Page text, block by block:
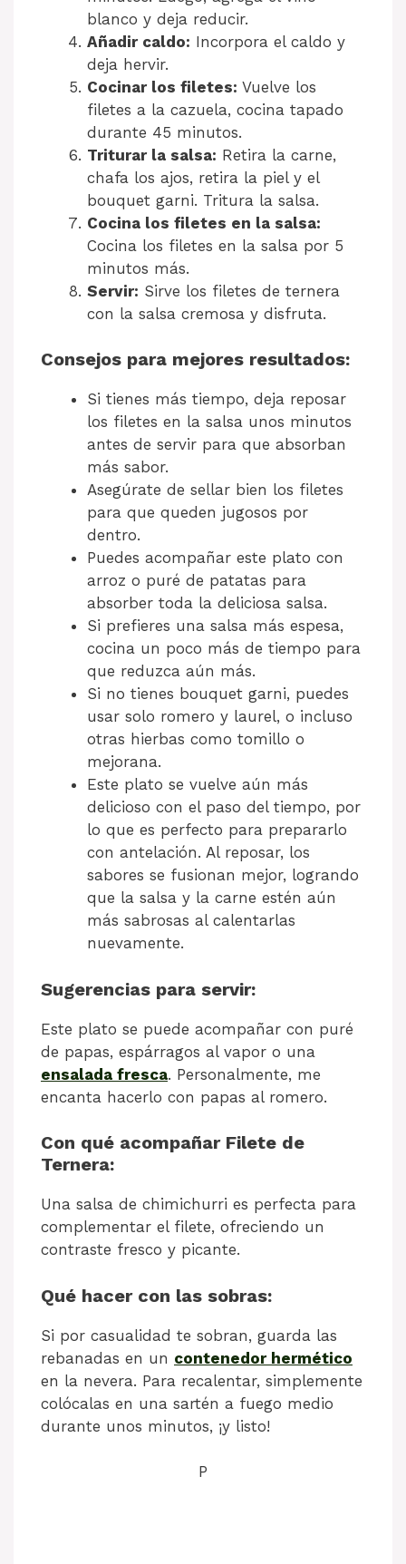
blanco y deja reducir.
Añadir caldo: Incorpora el caldo y
deja hervir.
Cocinar los filetes: Vuelve los
filetes a la cazuela, cocina tapado
durante 45 minutos.
Triturar la salsa: Retira la carne,
chafa los ajos, retira la piel y el
bouquet garni. Tritura la salsa.
Cocina los filetes en la salsa:
Cocina los filetes en la salsa por 5
minutos más.
Servir: Sirve los filetes de ternera
con la salsa cremosa y disfruta.
Consejos para mejores resultados:
Si tienes más tiempo, deja reposar
los filetes en la salsa unos minutos
antes de servir para que absorban
más sabor.
Asegúrate de sellar bien los filetes
para que queden jugosos por
dentro.
Puedes acompañar este plato con
arroz o puré de patatas para
absorber toda la deliciosa salsa.
Si prefieres una salsa más espesa,
cocina un poco más de tiempo para
que reduzca aún más.
Si no tienes bouquet garni, puedes
usar solo romero y laurel, o incluso
otras hierbas como tomillo o
mejorana.
Este plato se vuelve aún más
delicioso con el paso del tiempo, por
lo que es perfecto para prepararlo
con antelación. Al reposar, los
sabores se fusionan mejor, logrando
que la salsa y la carne estén aún
más sabrosas al calentarlas
nuevamente.
Sugerencias para servir:
Este plato se puede acompañar con puré
de papas, espárragos al vapor o una
ensalada fresca. Personalmente, me
encanta hacerlo con papas al romero.
Con qué acompañar Filete de
Ternera:
Una salsa de chimichurri es perfecta para
complementar el filete, ofreciendo un
contraste fresco y picante.
Qué hacer con las sobras:
Si por casualidad te sobran, guarda las
rebanadas en un contenedor hermético
en la nevera. Para recalentar, simplemente
colócalas en una sartén a fuego medio
durante unos minutos, ¡y listo!
P